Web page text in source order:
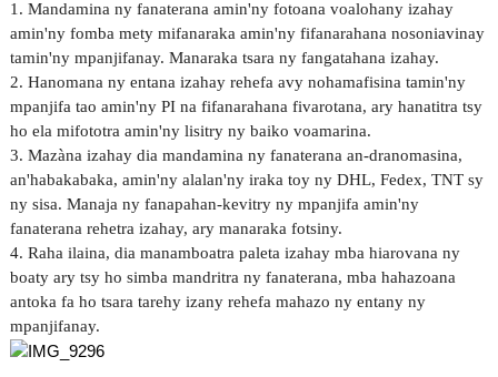
1. Mandamina ny fanaterana amin'ny fotoana voalohany izahay
amin'ny fomba mety mifanaraka amin'ny fifanarahana nosoniavinay
tamin'ny mpanjifanay. Manaraka tsara ny fangatahana izahay.
2. Hanomana ny entana izahay rehefa avy nohamafisina tamin'ny
mpanjifa tao amin'ny PI na fifanarahana fivarotana, ary hanatitra tsy
ho ela mifototra amin'ny lisitry ny baiko voamarina.
3. Mazàna izahay dia mandamina ny fanaterana an-dranomasina,
an'habakabaka, amin'ny alalan'ny iraka toy ny DHL, Fedex, TNT sy
ny sisa. Manaja ny fanapahan-kevitry ny mpanjifa amin'ny
fanaterana rehetra izahay, ary manaraka fotsiny.
4. Raha ilaina, dia manamboatra paleta izahay mba hiarovana ny
boaty ary tsy ho simba mandritra ny fanaterana, mba hahazoana
antoka fa ho tsara tarehy izany rehefa mahazo ny entany ny
mpanjifanay.